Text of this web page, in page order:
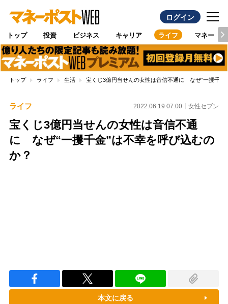
ログイン
トップ 投資 ビジネス キャリア ライフ マネー
トップ ライフ 生活 宝くじ3億円当せんの女性は音信不通に なぜ“一攫千金
ライフ 2022.06.19 07:00 女性セブン
宝くじ3億円当せんの女性は音信不通
に なぜ“一攫千金”は不幸を呼び込むの
か？
本文に戻る